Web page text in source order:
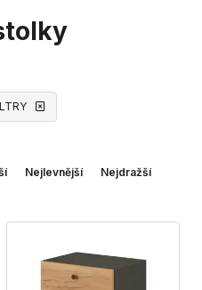
Nejlevnější Nejdražší